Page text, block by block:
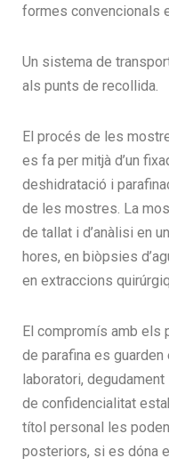
formes convencionals
Un sistema de
als punts de recollida.
El procés de les
es fa per mitjà d’un
deshidratació i
de les mostres. La
de tallat i d’anàlisi en
hores, en biòpsies
en extraccions
El compromís amb els
de parafina es
laboratori,
de confidencialitat
títol personal les
posteriors, si es dóna